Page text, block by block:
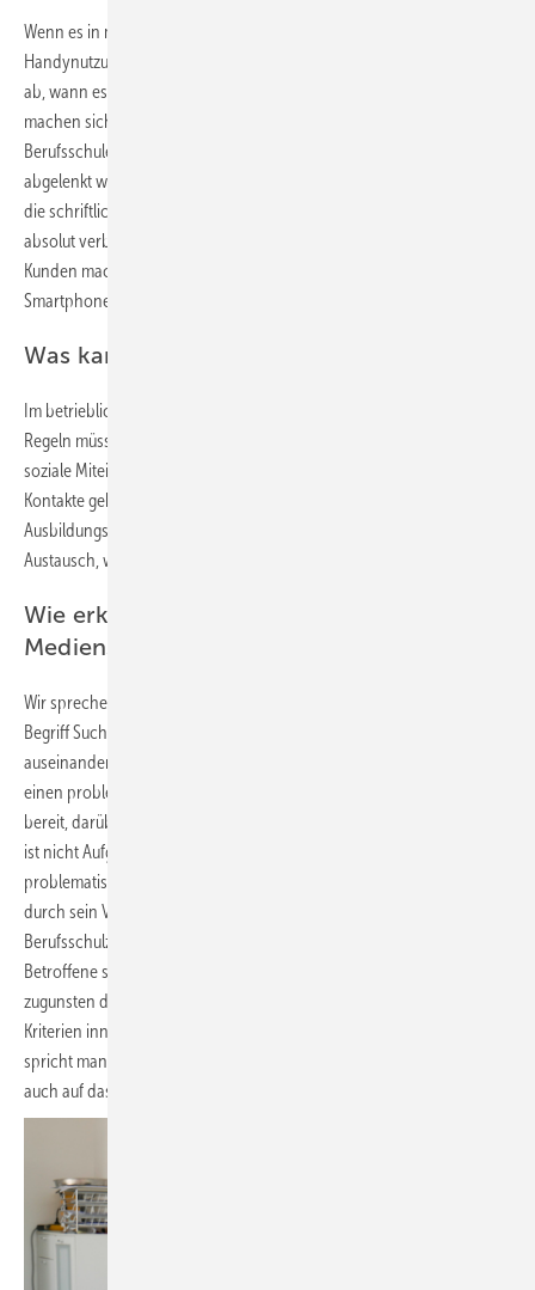
Wenn es in meinem Ausbildungsbetrieb keine Regeln zur
Handynutzung gibt, versuche ich erst einmal alles was geht und warte
ab, wann es Konsequenzen gibt. Wenn niemand einschreitet, dann
machen sich die Auswirkungen in schlechten Noten an der
Berufsschule oder sogar Unfällen bemerkbar, weil ich bei der Arbeit
abgelenkt war. Deswegen braucht es gleich zu Beginn klare Regeln,
die schriftlich fixiert werden. In welchen Situationen ist das Handy
absolut verboten, wo ist Gefahrenpotenzial und was ist ok? Auch bei
Kunden macht es keinen guten Eindruck, wenn der Azubi ständig am
Smartphone klebt.
Was kann ein Betrieb noch tun?
Im betrieblichen Kontext haben Vorgesetzte eine Vorbildfunktion. Die
Regeln müssen folglich für alle Gültigkeit ­haben. Pflegen Sie das
soziale Miteinander und bieten Sie etwa gemeinsame Pausen an. Die
Kontakte geben den Auszubildenden Bestätigung und Halt. Und
Ausbildungsleiter, meistens also Meister und Gesellen, erfahren im
Austausch, was ihre Lehrlinge beschäftigt.
Wie erkennen Verantwortliche eine
Mediensucht?
Wir sprechen von einem problematischen Substanzgebrauch. Der
Begriff Sucht hemmt Menschen, sich mit dem Thema
auseinanderzusetzen. Niemand möchte süchtig ­genannt werden. Wer
einen problematischen Konsum von Medien oder Alkohol hat, ist eher
bereit, darüber zu sprechen und Lösungswege zu überlegen. Aber es
ist nicht Aufgabe von Führungskräften, Diagnosen aufzustellen. Als
problematisch bezeichnen wir Medienkonsum, wenn der Betroffene
durch sein Verhalten geschädigt wird, er zum Beispiel das
Berufsschulziel nicht erreicht. Das zweite ist ein Kontrollverlust. Der
Betroffene schafft es nicht, sein Verhalten zu ändern. Als drittes gibt er
zugunsten der Medien andere Aktivitäten auf. Wenn diese drei
Kriterien innerhalb von sechs Monaten dauerhaft auftreten, dann
spricht man von einer Abhängigkeit von Onlinespielen. Das lässt sich
auch auf das Verhalten in den Sozialen Medien übertragen.